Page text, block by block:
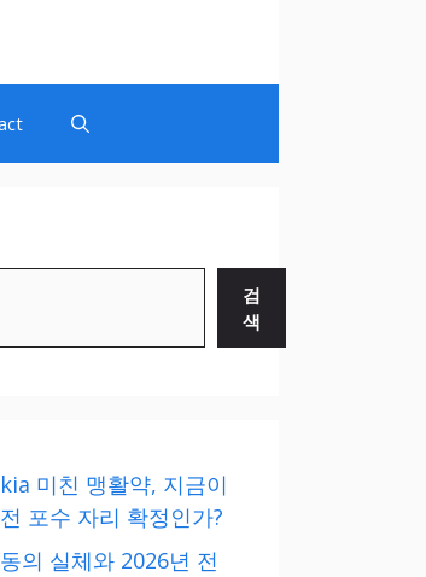
검
색
미친 맹활약, 지금이
포수 자리 확정인가?
의 실체와 2026년 전